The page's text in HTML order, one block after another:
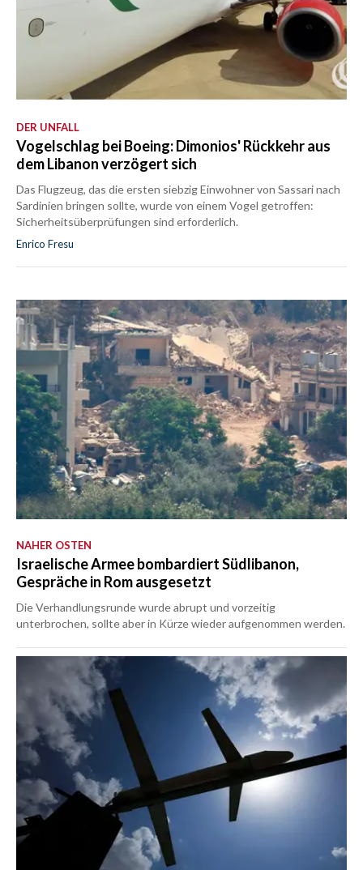
DER UNFALL
Vogelschlag bei Boeing: Dimonios' Rückkehr aus
dem Libanon verzögert sich
Das Flugzeug, das die ersten siebzig Einwohner von Sassari nach
Sardinien bringen sollte, wurde von einem Vogel getroffen:
Sicherheitsüberprüfungen sind erforderlich.
Enrico Fresu
NAHER OSTEN
Israelische Armee bombardiert Südlibanon,
Gespräche in Rom ausgesetzt
Die Verhandlungsrunde wurde abrupt und vorzeitig
unterbrochen, sollte aber in Kürze wieder aufgenommen werden.